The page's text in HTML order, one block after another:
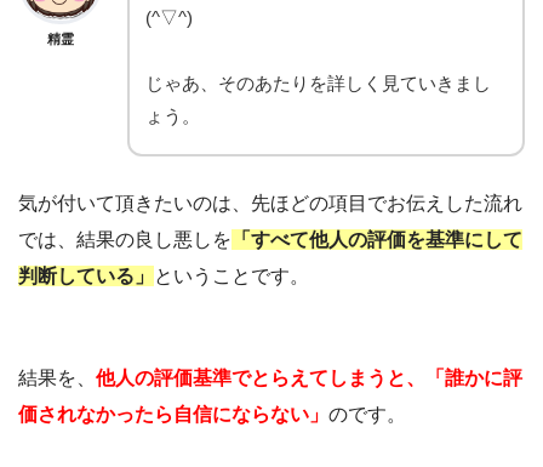
精霊
(^▽^)
じゃあ、そのあたりを詳しく見ていきまし
ょう。
気が付いて頂きたいのは、先ほどの項目でお伝えした流れ
では、結果の良し悪しを 「すべて他人の評価を基準にして
判断している」 ということです。
結果を、 他人の評価基準でとらえてしまうと、「誰かに評
価されなかったら自信にならない」 のです。